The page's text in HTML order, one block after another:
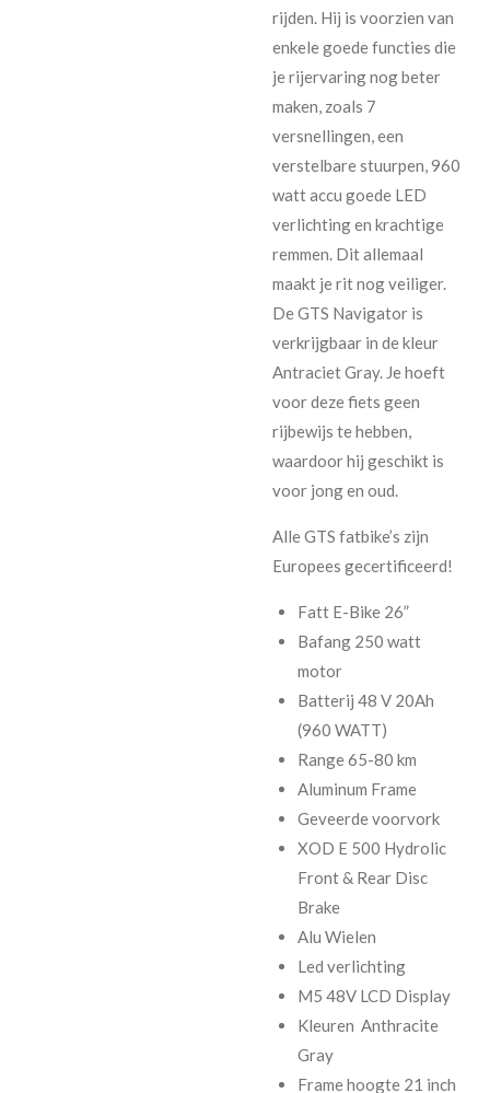
rijden. Hij is voorzien van
enkele goede functies die
je rijervaring nog beter
maken, zoals 7
versnellingen, een
verstelbare stuurpen, 960
watt accu goede LED
verlichting en krachtige
remmen. Dit allemaal
maakt je rit nog veiliger.
De GTS Navigator is
verkrijgbaar in de kleur
Antraciet Gray. Je hoeft
voor deze fiets geen
rijbewijs te hebben,
waardoor hij geschikt is
voor jong en oud.
Alle GTS fatbike’s zijn
Europees gecertificeerd!
Fatt E-Bike 26”
Bafang 250 watt
motor
Batterij 48 V 20Ah
(960 WATT)
Range 65-80 km
Aluminum Frame
Geveerde voorvork
XOD E 500 Hydrolic
Front & Rear Disc
Brake
Alu Wielen
Led verlichting
M5 48V LCD Display
Kleuren Anthracite
Gray
Frame hoogte 21 inch